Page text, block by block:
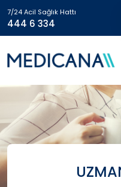
7/24 Acil Sağlık Hattı
444 6 334